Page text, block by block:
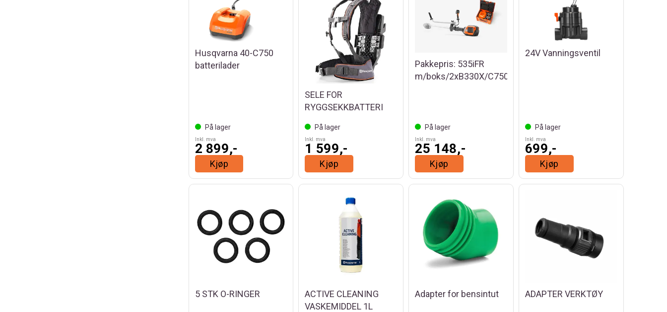
Husqvarna 40-C750
batterilader
På lager
Inkl. mva
2 899,-
Kjøp
SELE FOR
RYGGSEKKBATTERI
På lager
Inkl. mva
1 599,-
Kjøp
Pakkepris: 535iFR
m/boks/2xB330X/C750X
På lager
Inkl. mva
25 148,-
Kjøp
24V Vanningsventil
På lager
Inkl. mva
699,-
Kjøp
5 STK O-RINGER
ACTIVE CLEANING
VASKEMIDDEL 1L
Adapter for bensintut ADAPTER VERKTØY